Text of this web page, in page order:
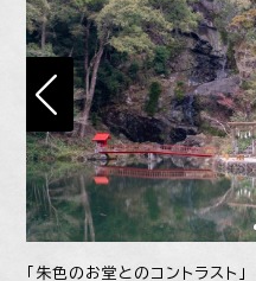
「朱色のお堂とのコントラスト」